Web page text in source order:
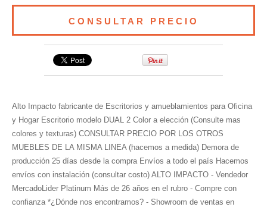
Alto Impacto fabricante de Escritorios y amueblamientos para Oficina
y Hogar Escritorio modelo DUAL 2 Color a elección (Consulte mas
colores y texturas) CONSULTAR PRECIO POR LOS OTROS
MUEBLES DE LA MISMA LINEA (hacemos a medida) Demora de
producción 25 días desde la compra Envíos a todo el país Hacemos
envíos con instalación (consultar costo) ALTO IMPACTO - Vendedor
MercadoLider Platinum Más de 26 años en el rubro - Compre con
confianza *¿Dónde nos encontramos? - Showroom de ventas en